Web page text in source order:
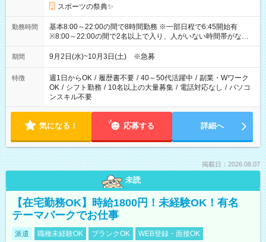
スポーツの祭典✨
勤務時間
基本8:00～22:00の間で8時間勤務 ※一部日程で6:45開始有
※8:00～22:00の間で2名以上で入り、人がいない時間帯がない
ように相方と時間を分け合うイメージです
期間 9月2日(水)~10月3日(土) ※急募
特徴 週1日からOK / 履歴書不要 / 40～50代活躍中 / 副業・Wワーク
OK / シフト勤務 / 10名以上の大量募集 / 電話対応なし / パソコ
ンスキル不要
気になる！ 応募する 詳細へ
掲載日：2026.08.07
未読
【在宅勤務OK】時給1800円！未経験OK！有名
テーマパークでお仕事
派遣 職種未経験OK ブランクOK WEB登録・面接OK